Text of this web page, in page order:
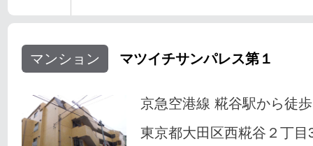
マンション マツイチサンパレス第１
京急空港線 糀谷駅から徒
東京都大田区西糀谷２丁目